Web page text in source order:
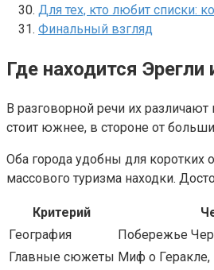
Для тех, кто любит списки:
Финальный взгляд
Где находится Эрегли
В разговорной речи их различают
стоит южнее, в стороне от
Оба города удобны для коротких
массового туризма находки.
Критерий
География
Побережье
Главные сюжеты Миф о Геракле,